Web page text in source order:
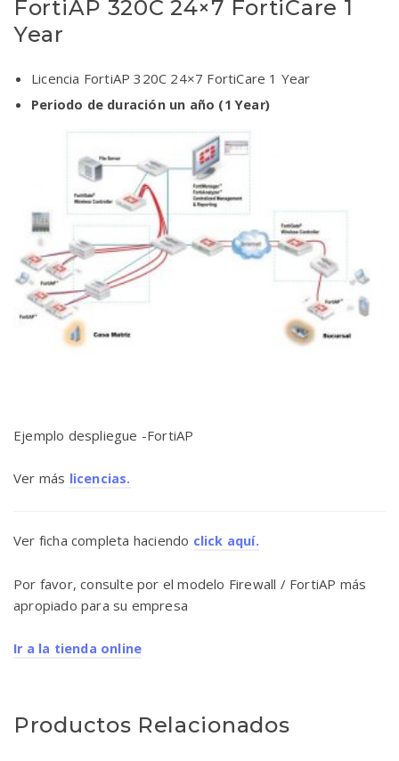
FortiAP 320C 24×7 FortiCare 1
Year
Licencia FortiAP 320C 24×7 FortiCare 1 Year
Periodo de duración un año (1 Year)
Ejemplo despliegue -FortiAP
Ver más licencias.
Ver ficha completa haciendo click aquí.
Por favor, consulte por el modelo Firewall / FortiAP más
apropiado para su empresa
Ir a la tienda online
Productos Relacionados